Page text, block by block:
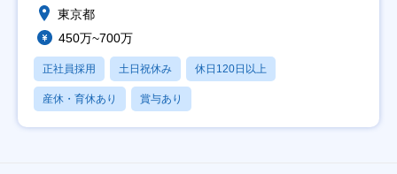
東京都
450万~700万
正社員採用 土日祝休み 休日120日以上
産休・育休あり 賞与あり